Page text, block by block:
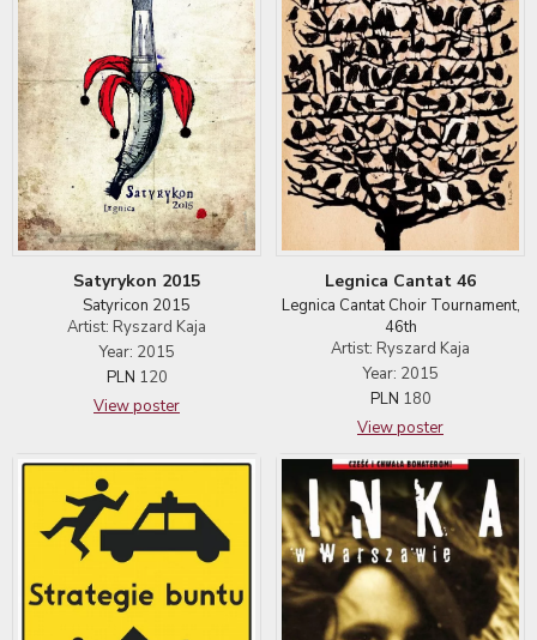
Satyrykon 2015
Satyricon 2015
Artist: Ryszard Kaja
Year: 2015
PLN 120
View poster
Legnica Cantat 46
Legnica Cantat Choir Tournament,
46th
Artist: Ryszard Kaja
Year: 2015
PLN 180
View poster